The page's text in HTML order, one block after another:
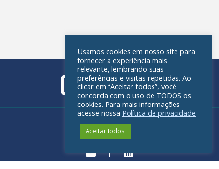
Política de privacidade
Usamos cookies em nosso site para
fornecer a experiência mais
relevante, lembrando suas
preferências e visitas repetidas. Ao
clicar em “Aceitar todos”, você
concorda com o uso de TODOS os
cookies. Para mais informações
acesse nossa Política de privacidade
Aceitar todos